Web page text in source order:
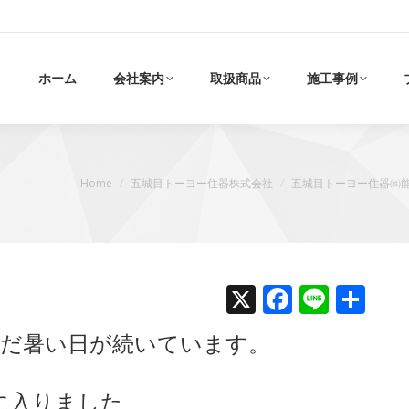
ホーム 会社案内 取扱商品 施工事例
現在地:
Home 五城目トーヨー住器株式会社 五城目トーヨー住器㈱
X Line
暑い日が続いています。
入りました